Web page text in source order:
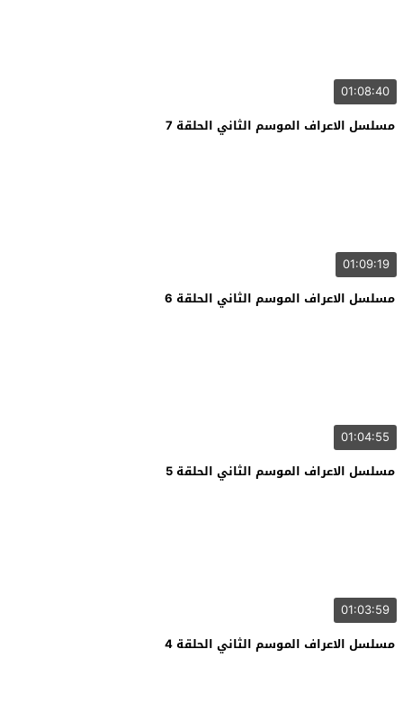
01:08:40
مسلسل الاعراف الموسم الثاني الحلقة 7
01:09:19
مسلسل الاعراف الموسم الثاني الحلقة 6
01:04:55
مسلسل الاعراف الموسم الثاني الحلقة 5
01:03:59
مسلسل الاعراف الموسم الثاني الحلقة 4